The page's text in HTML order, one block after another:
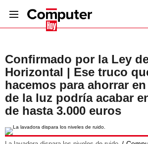
Confirmado por la Ley
Horizontal | Ese truco
hacemos para ahorrar
de la luz podría acabar
de hasta 3.000 euros